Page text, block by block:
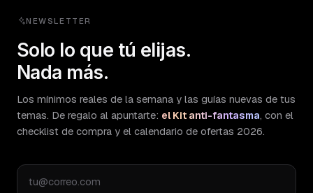
NEWSLETTER
Solo lo que tú elijas.
Nada más.
Los mínimos reales de la semana y las guías nuevas de tus
temas. De regalo al apuntarte: el Kit anti-fantasma, con el
checklist de compra y el calendario de ofertas 2026.